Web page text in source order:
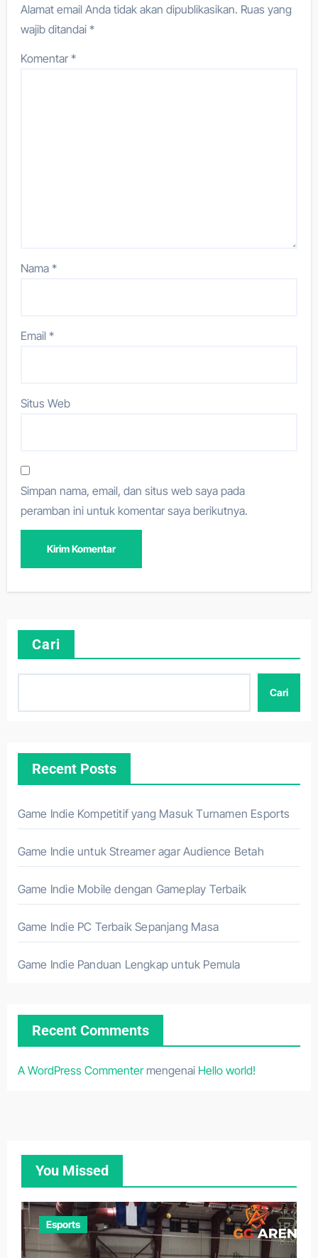
Alamat email Anda tidak akan dipublikasikan. Ruas yang
wajib ditandai*
Komentar*
Nama*
Email*
Situs Web
Simpan nama, email, dan situs web saya pada
peramban ini untuk komentar saya berikutnya.
Cari
Cari
Recent Posts
Game Indie Kompetitif yang Masuk Turnamen Esports
Game Indie untuk Streamer agar Audience Betah
Game Indie Mobile dengan Gameplay Terbaik
Game Indie PC Terbaik Sepanjang Masa
Game Indie Panduan Lengkap untuk Pemula
Recent Comments
A WordPress Commentermengenai Hello world!
You Missed
Esports